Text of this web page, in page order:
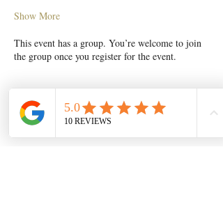
Show More
This event has a group. You’re welcome to join
the group once you register for the event.
Share this event